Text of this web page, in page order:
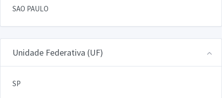
SAO PAULO
Unidade Federativa (UF)
SP